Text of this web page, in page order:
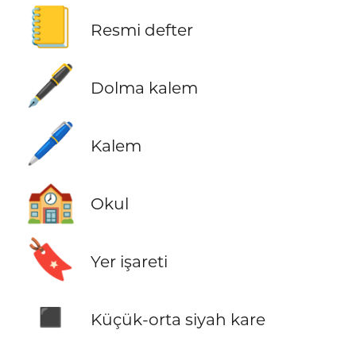
📒 Resmi defter
🖋️ Dolma kalem
🖊️ Kalem
🏫 Okul
🔖 Yer işareti
◾ Küçük-orta siyah kare